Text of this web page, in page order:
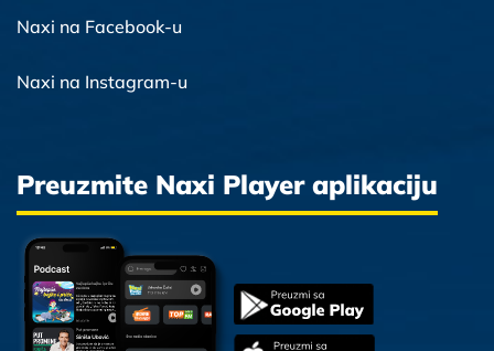
Naxi na Facebook-u
Naxi na Instagram-u
Preuzmite Naxi Player aplikaciju